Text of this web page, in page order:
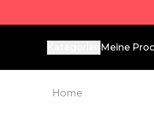
Producto de Aquí
Meine
Home